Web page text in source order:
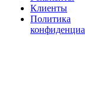
Клиенты
Политика